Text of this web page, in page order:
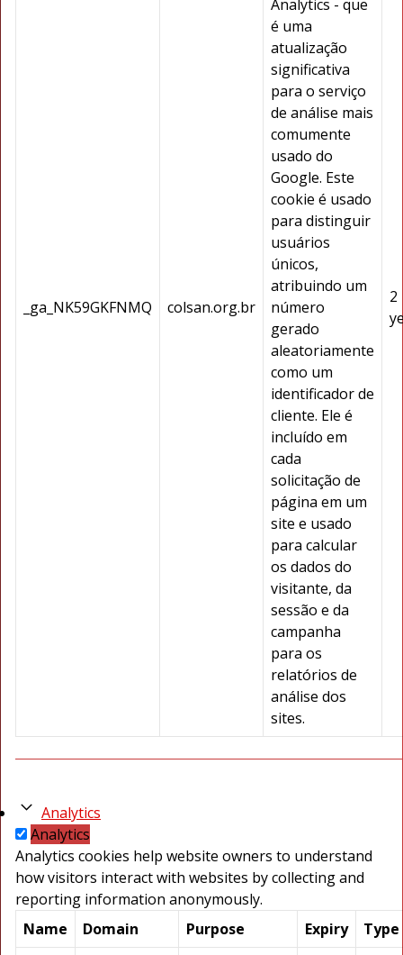
_ga_NK59GKFNMQ colsan.org.br
Analytics - que
é uma
atualização
significativa
para o serviço
de análise mais
comumente
usado do
Google. Este
cookie é usado
para distinguir
usuários
únicos,
atribuindo um
número
gerado
aleatoriamente
como um
identificador de
cliente. Ele é
incluído em
cada
solicitação de
página em um
site e usado
para calcular
os dados do
visitante, da
sessão e da
campanha
para os
relatórios de
análise dos
sites.
2
Analytics
Analytics
Analytics cookies help website owners to understand
how visitors interact with websites by collecting and
reporting information anonymously.
Name
Domain Purpose Expiry Type